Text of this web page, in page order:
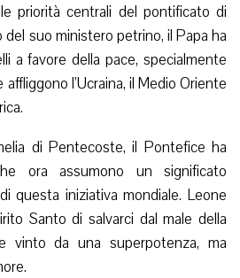
priorità centrali del pontificato di
del suo ministero petrino, il Papa ha
a favore della pace, specialmente
l’Ucraina, il Medio Oriente
di Pentecoste, il Pontefice ha
ora assumono un significato
questa iniziativa mondiale. Leone
Santo di salvarci dal male della
vinto da una superpotenza, ma